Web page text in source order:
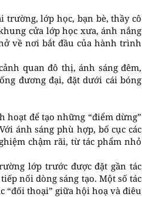
lớp học, bạn bè, thầy cô
cửa lớp học xưa, ánh nắng
về nơi bắt đầu của hành trình
quan đô thị, ánh sáng đêm,
đương đại, đặt dưới cái bóng
hoạt để tạo những “điểm dừng”
ánh sáng phù hợp, bố cục các
chậm rãi, từ tác phẩm nhỏ
lớp trước được đặt gần tác
nối dòng sáng tạo. Một số tác
“đối thoại” giữa hội hoạ và điêu